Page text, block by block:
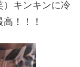
キンキンに冷
！！！